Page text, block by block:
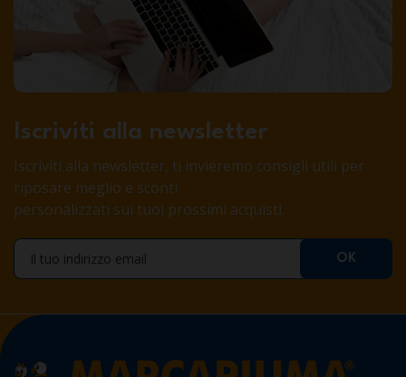
Iscriviti alla newsletter
Iscriviti alla newsletter, ti invieremo consigli utili per
riposare meglio e sconti
personalizzati sui tuoi prossimi acquisti.